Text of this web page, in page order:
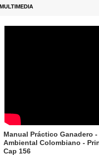
MULTIMEDIA
Manual Práctico Ganadero -
Ambiental Colombiano -
Cap 156